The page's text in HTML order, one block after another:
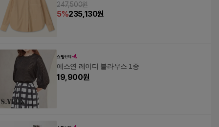
247,500원
5%235,130원
에스연 레이디 블라우스 1종
19,900원